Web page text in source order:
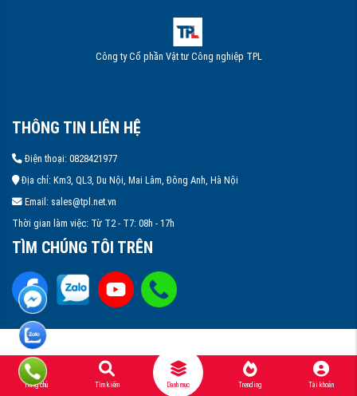
Công ty Cổ phần Vật tư Công nghiệp TPL
Trang chủ Tìm kiếm Danh mục Trending Tài khoản
THÔNG TIN LIÊN HỆ
Điện thoại: 0828421977
Địa chỉ: Km3, QL3, Du Nội, Mai Lâm, Đông Anh, Hà Nội
Email: sales@tpl.net.vn
Thời gian làm việc: Từ T2 - T7: 08h - 17h
TÌM CHÚNG TÔI TRÊN